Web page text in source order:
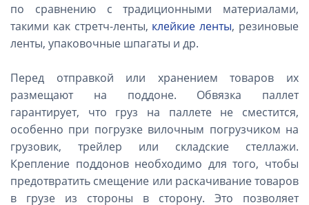
по сравнению с традиционными материалами,
такими как стретч-ленты, клейкие ленты, резиновые
ленты, упаковочные шпагаты и др.
Перед отправкой или хранением товаров их
размещают на поддоне. Обвязка паллет
гарантирует, что груз на паллете не сместится,
особенно при погрузке вилочным погрузчиком на
грузовик, трейлер или складские стеллажи.
Крепление поддонов необходимо для того, чтобы
предотвратить смещение или раскачивание товаров
в грузе из стороны в сторону. Это позволяет